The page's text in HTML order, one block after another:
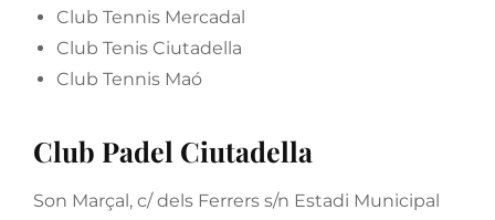
Club Tennis Mercadal
Club Tenis Ciutadella
Club Tennis Maó
Club Padel Ciutadella
Son Marçal, c/ dels Ferrers s/n Estadi Municipal